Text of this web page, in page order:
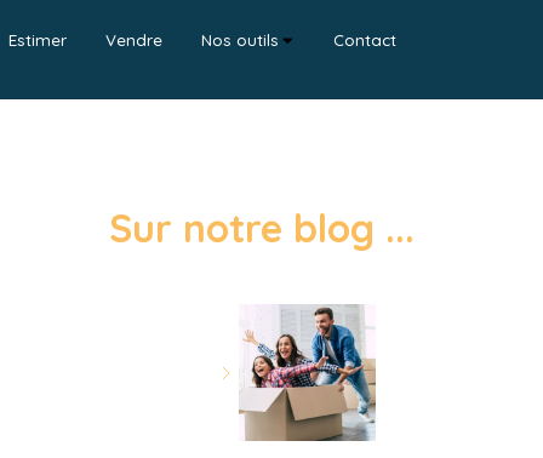
Estimer Vendre Nos outils Contact
Sur notre blog ...